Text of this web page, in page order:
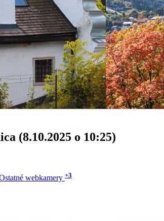
(8.10.2025 o 10:25)
webkamery +3